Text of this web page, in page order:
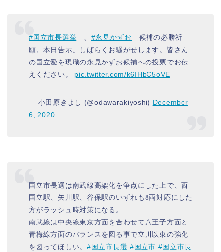
#国立市長選挙 #永見かずお
候補の必勝祈
願。本日告示。しばらくお騒がせします。皆さん
の国立愛を現職の永見かずお候補への投票でお伝
えください。 pic.twitter.com/k6IHbC5oVE
— 小田原きよし (@odawarakiyoshi) December
6, 2020
国立市長選は南武線高架化を争点にした上で、西
国立駅、矢川駅、谷保駅のいずれも8両対応にした
方がラッシュ時対策になる。
南武線は中央線東京方面を合わせて八王子方面と
青梅線方面のバランスを図る事で立川以東の強化
を図ってほしい。 #国立市長選 #国立市 #国立市長